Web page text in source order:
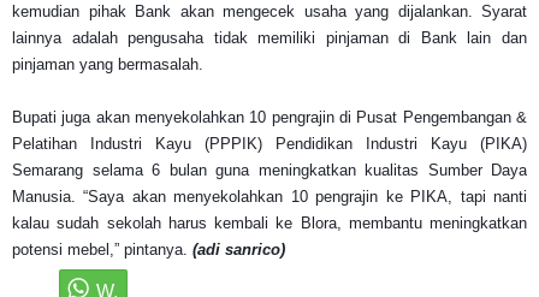
kemudian pihak Bank akan mengecek usaha yang dijalankan. Syarat
lainnya adalah pengusaha tidak memiliki pinjaman di Bank lain dan
pinjaman yang bermasalah.
Bupati juga akan menyekolahkan 10 pengrajin di Pusat Pengembangan &
Pelatihan Industri Kayu (PPPIK) Pendidikan Industri Kayu (PIKA)
Semarang selama 6 bulan guna meningkatkan kualitas Sumber Daya
Manusia. “Saya akan menyekolahkan 10 pengrajin ke PIKA, tapi nanti
kalau sudah sekolah harus kembali ke Blora, membantu meningkatkan
potensi mebel,” pintanya. (adi sanrico)